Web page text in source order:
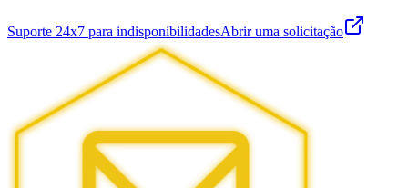
Suporte 24x7 para indisponibilidadesAbrir uma solicitação